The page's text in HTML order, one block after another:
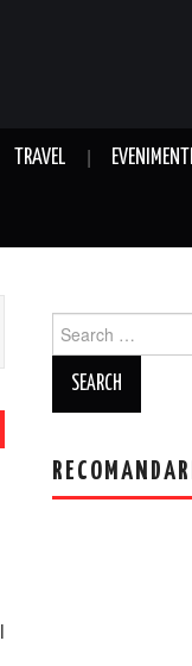
TRAVEL
for:
RECOMANDARI